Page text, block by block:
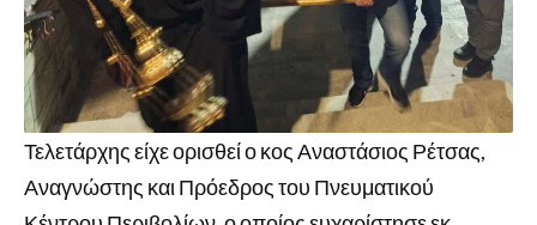
Τελετάρχης είχε ορισθεί ο κος Αναστάσιος Ρέτσας,
Αναγνώστης και Πρόεδρος του Πνευματικού